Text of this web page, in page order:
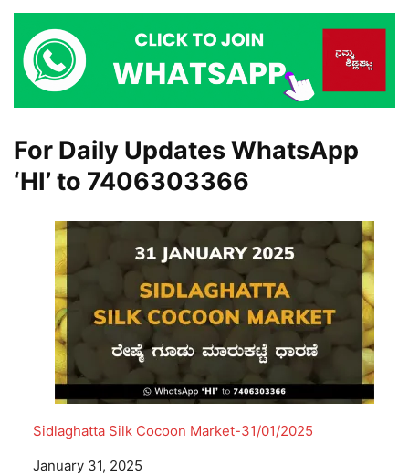
For Daily Updates WhatsApp
‘HI’ to 7406303366
Sidlaghatta Silk Cocoon Market-31/01/2025
Date
January 31, 2025